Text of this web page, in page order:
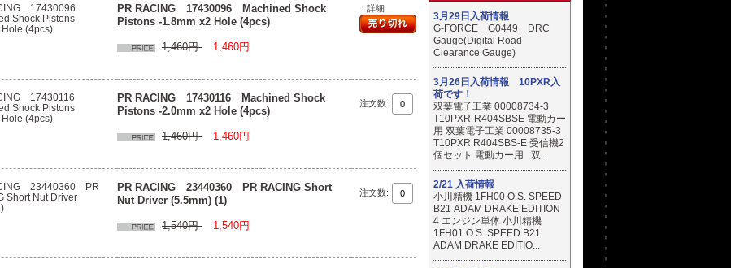
PR RACING 17430096 Machined Shock
Pistons -1.8mm x2 Hole (4pcs)
1,460円 1,460円
...詳細
PR RACING 17430116 Machined Shock
Pistons -2.0mm x2 Hole (4pcs)
1,460円 1,460円
注文数:
PR RACING 23440360 PR RACING Short
Nut Driver (5.5mm) (1)
1,540円 1,540円
注文数:
3月29日入荷情報
G-FORCE G0449 DRC
Gauge(Digital Road
Clearance Gauge)
3月26日入荷情報 10PXR入
荷です！
双葉電子工業 00008734-3
T10PXR-R404SBSE 電動カー
用 双葉電子工業 00008735-3
T10PXR R404SBS-E 受信機2
個セット 電動カー用 双...
2/21 入荷情報
小川精機 1FH00 O.S. SPEED
B21 ADAM DRAKE EDITION
4 エンジン単体 小川精機
1FH01 O.S. SPEED B21
ADAM DRAKE EDITIO...